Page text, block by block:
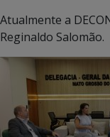
Atualmente a
Reginaldo Salomão.